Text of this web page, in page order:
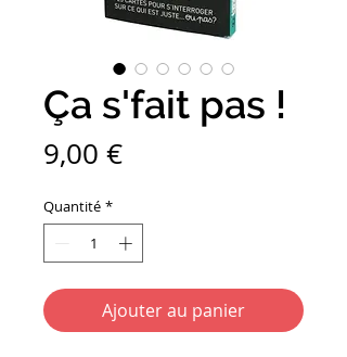
Ça s'fait pas !
9,00 €Prix
Quantité *
Ajouter au panier